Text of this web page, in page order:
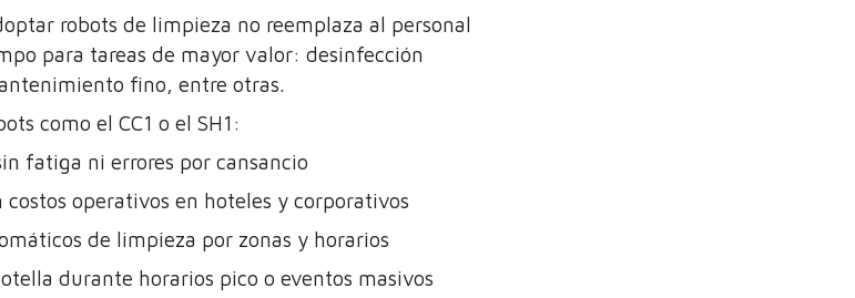
robots de limpieza no reemplaza al personal
para tareas de mayor valor: desinfección
fino, entre otras.
como el CC1 o el SH1:
fatiga ni errores por cansancio
costos operativos en hoteles y corporativos
de limpieza por zonas y horarios
durante horarios pico o eventos masivos